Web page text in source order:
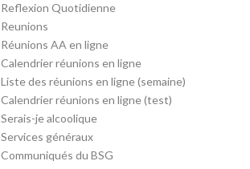
Reflexion Quotidienne
Reunions
Réunions AA en ligne
Calendrier réunions en ligne
Liste des réunions en ligne (semaine)
Calendrier réunions en ligne (test)
Serais-je alcoolique
Services généraux
Communiqués du BSG